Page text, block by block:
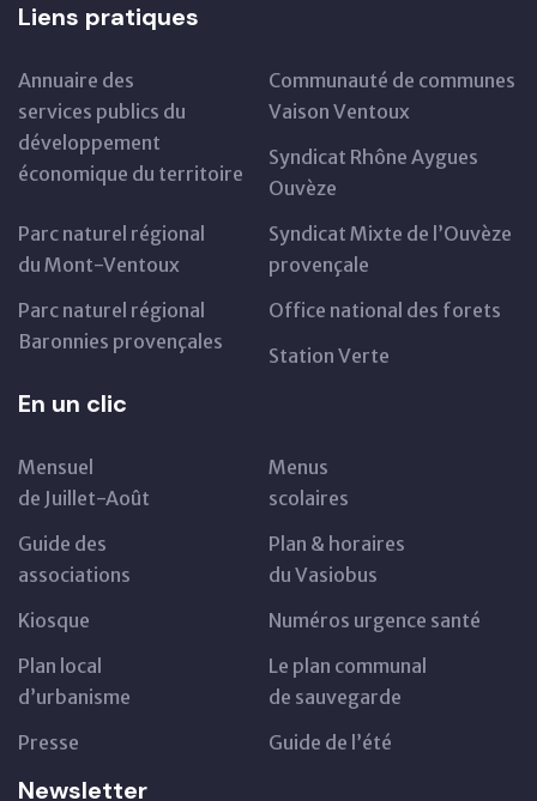
Liens pratiques
Annuaire des
services publics du
développement
économique du territoire
Communauté de communes
Vaison Ventoux
Syndicat Rhône Aygues
Ouvèze
Parc naturel régional
du Mont-Ventoux
Syndicat Mixte de l’Ouvèze
provençale
Parc naturel régional
Baronnies provençales
Office national des forets
Station Verte
En un clic
Mensuel
de Juillet-Août
Menus
scolaires
Guide des
associations
Plan & horaires
du Vasiobus
Kiosque
Numéros urgence santé
Plan local
d’urbanisme
Le plan communal
de sauvegarde
Presse
Guide de l’été
Newsletter